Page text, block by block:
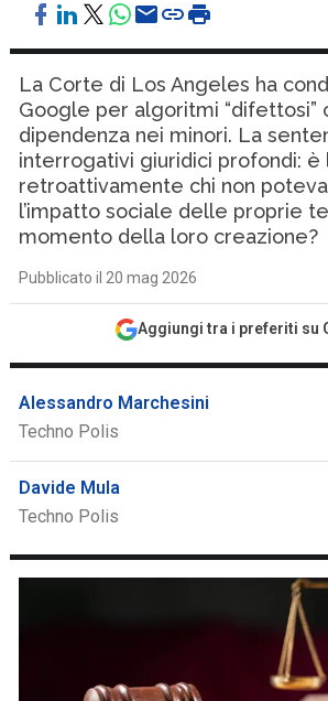
La Corte di Los Angeles ha
Google per algoritmi “difettosi”
dipendenza nei minori. La
interrogativi giuridici profondi: è
retroattivamente chi non
l’impatto sociale delle proprie
momento della loro creazione?
Pubblicato il 20 mag 2026
Aggiungi tra i preferiti su
Alessandro Marchesini
Techno Polis
Davide Mula
Techno Polis